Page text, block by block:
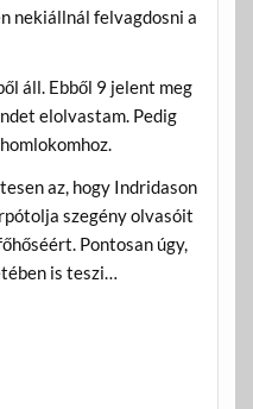
nekiállnál felvagdosni a
áll. Ebből 9 jelent meg
elolvastam. Pedig
az, hogy Indridason
szegény olvasóit
Pontosan úgy,
is teszi…